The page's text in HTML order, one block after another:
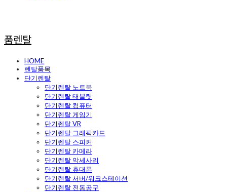
품렌탈
HOME
렌탈품목
단기렌탈
단기렌탈 노트북
단기렌탈 태블릿
단기렌탈 컴퓨터
단기렌탈 게임기
단기렌탈 VR
단기렌탈 그래픽카드
단기렌탈 스피커
단기렌탈 카메라
단기렌탈 악세사리
단기렌탈 휴대폰
단기렌탈 서버/워크스테이션
단기렌탈 전동공구